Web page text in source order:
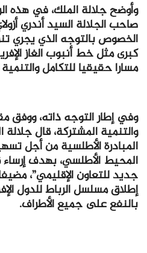
وأوضح جلالة الملك، في هذه
صاحب الجلالة السيد أندري
الخصوص بالتوجه الذي يجري
كبرى مثل خط أنبوب الغاز
مسارا حقيقيا للتكامل
وفي إطار التوجه ذاته، ووفق
والتنمية المشتركة، قال
المبادرة الأطلسية من أجل
المحيط الأطلسي، بهدف
جديد للتعاون الإقليمي”،
إطلاق مسلسل الرباط للدول
بالنفع على جميع الأطراف.